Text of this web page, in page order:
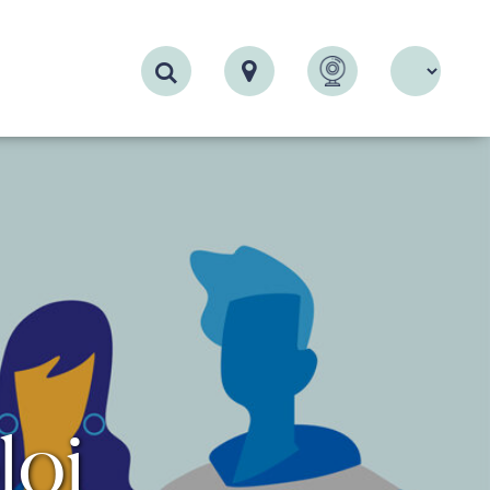
Recherche